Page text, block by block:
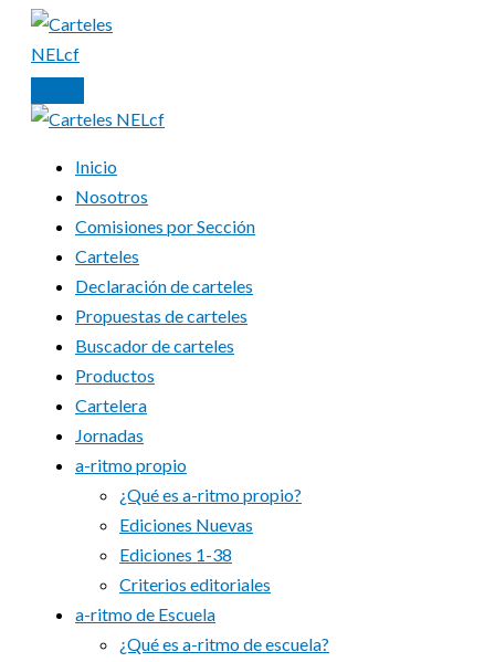
contenido
Inicio
Nosotros
Comisiones por Sección
Carteles
Declaración de carteles
Propuestas de carteles
Buscador de carteles
Productos
Cartelera
Jornadas
a-ritmo propio
¿Qué es a-ritmo propio?
Ediciones Nuevas
Ediciones 1-38
Criterios editoriales
a-ritmo de Escuela
¿Qué es a-ritmo de escuela?